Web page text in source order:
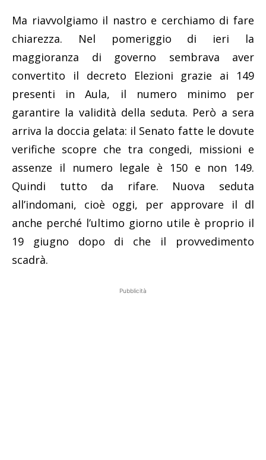
Ma riavvolgiamo il nastro e cerchiamo di fare
chiarezza. Nel pomeriggio di ieri la
maggioranza di governo sembrava aver
convertito il decreto Elezioni grazie ai 149
presenti in Aula, il numero minimo per
garantire la validità della seduta. Però a sera
arriva la doccia gelata: il Senato fatte le dovute
verifiche scopre che tra congedi, missioni e
assenze il numero legale è 150 e non 149.
Quindi tutto da rifare. Nuova seduta
all’indomani, cioè oggi, per approvare il dl
anche perché l’ultimo giorno utile è proprio il
19 giugno dopo di che il provvedimento
scadrà.
Pubblicità